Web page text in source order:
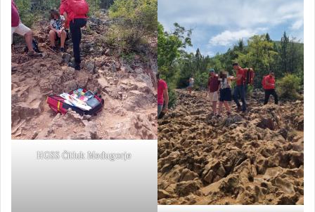
HGSS Čitluk Međugorje